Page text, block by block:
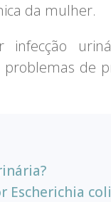
da mulher.
infecção
de
Escherichia coli